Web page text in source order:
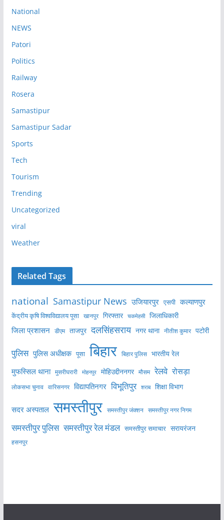
National
NEWS
Patori
Politics
Railway
Rosera
Samastipur
Samastipur Sadar
Sports
Tech
Tourism
Trending
Uncategorized
viral
Weather
Related Tags
national Samastipur News उजियारपुर एसपी कल्याणपुर
केंद्रीय कृषि विश्वविद्यालय पूसा खानपुर गिरफ्तार चकमेहसी जिलाधिकारी
जिला प्रशासन डीएम ताजपुर दलसिंहसराय नगर थाना नीतीश कुमार पटोरी
पुलिस पुलिस अधीक्षक पूसा बिहार बिहार पुलिस भारतीय रेल
मुफस्सिल थाना मुसरीघरारी मोहनपुर मोहिउद्दीननगर मौसम रेलवे रोसड़ा
लोकसभा चुनाव वारिसनगर विद्यापतिनगर विभूतिपुर शराब शिक्षा विभाग
सदर अस्पताल समस्तीपुर समस्तीपुर जंक्शन समस्तीपुर नगर निगम
समस्तीपुर पुलिस समस्तीपुर रेल मंडल समस्तीपुर समाचार सरायरंजन
हसनपुर